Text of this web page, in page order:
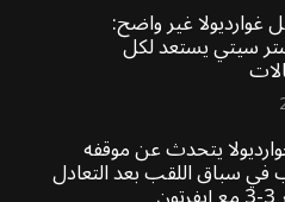
غوارديولا غير واضح:
سيتي يستعد لكل
يتحدث عن موقفه
سباق اللقب بعد التعادل